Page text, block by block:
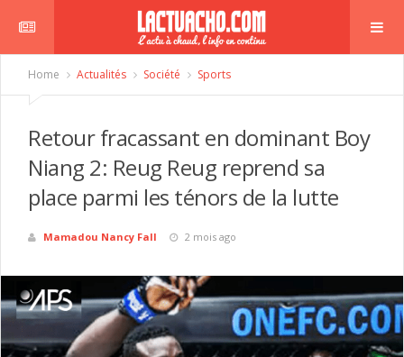
Home Actualités Société Sports
Retour fracassant en dominant Boy
Niang 2: Reug Reug reprend sa
place parmi les ténors de la lutte
Mamadou Nancy Fall 2 mois ago